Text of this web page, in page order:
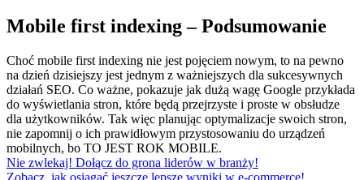
Mobile first indexing – Podsumowanie
Choć mobile first indexing nie jest pojęciem nowym, to na pewno
na dzień dzisiejszy jest jednym z ważniejszych dla sukcesywnych
działań SEO. Co ważne, pokazuje jak dużą wagę Google przykłada
do wyświetlania stron, które będą przejrzyste i proste w obsłudze
dla użytkowników. Tak więc planując optymalizacje swoich stron,
nie zapomnij o ich prawidłowym przystosowaniu do urządzeń
mobilnych, bo TO JEST ROK MOBILE.
Nie zwlekaj! Dołącz do grona liderów w branży!